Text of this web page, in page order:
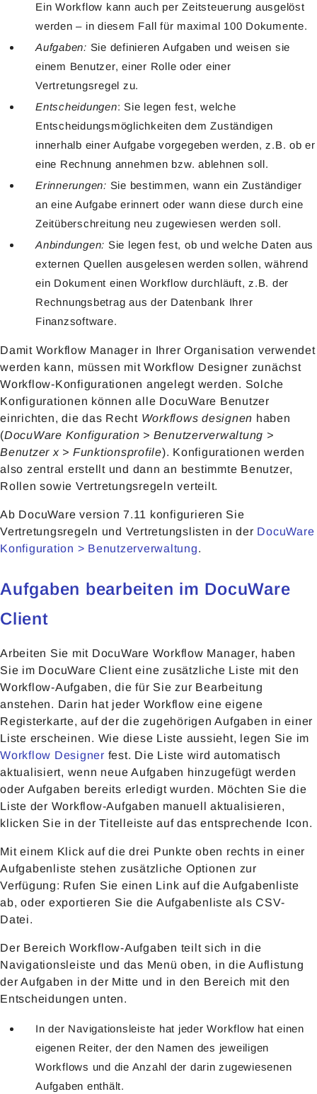
Ein Workflow kann auch per Zeitsteuerung ausgelöst
werden – in diesem Fall für maximal 100 Dokumente.
Aufgaben: Sie definieren Aufgaben und weisen sie
einem Benutzer, einer Rolle oder einer
Vertretungsregel zu.
Entscheidungen: Sie legen fest, welche
Entscheidungsmöglichkeiten dem Zuständigen
innerhalb einer Aufgabe vorgegeben werden, z.B. ob er
eine Rechnung annehmen bzw. ablehnen soll.
Erinnerungen: Sie bestimmen, wann ein Zuständiger
an eine Aufgabe erinnert oder wann diese durch eine
Zeitüberschreitung neu zugewiesen werden soll.
Anbindungen: Sie legen fest, ob und welche Daten aus
externen Quellen ausgelesen werden sollen, während
ein Dokument einen Workflow durchläuft, z.B. der
Rechnungsbetrag aus der Datenbank Ihrer
Finanzsoftware.
Damit Workflow Manager in Ihrer Organisation verwendet
werden kann, müssen mit Workflow Designer zunächst
Workflow-Konfigurationen angelegt werden. Solche
Konfigurationen können alle DocuWare Benutzer
einrichten, die das Recht Workflows designen haben
(DocuWare Konfiguration > Benutzerverwaltung >
Benutzer x > Funktionsprofile). Konfigurationen werden
also zentral erstellt und dann an bestimmte Benutzer,
Rollen sowie Vertretungsregeln verteilt.
Ab DocuWare version 7.11 konfigurieren Sie
Vertretungsregeln und Vertretungslisten in der DocuWare
Konfiguration > Benutzerverwaltung.
Aufgaben bearbeiten im DocuWare
Client
Arbeiten Sie mit DocuWare Workflow Manager, haben
Sie im DocuWare Client eine zusätzliche Liste mit den
Workflow-Aufgaben, die für Sie zur Bearbeitung
anstehen. Darin hat jeder Workflow eine eigene
Registerkarte, auf der die zugehörigen Aufgaben in einer
Liste erscheinen. Wie diese Liste aussieht, legen Sie im
Workflow Designer fest. Die Liste wird automatisch
aktualisiert, wenn neue Aufgaben hinzugefügt werden
oder Aufgaben bereits erledigt wurden. Möchten Sie die
Liste der Workflow-Aufgaben manuell aktualisieren,
klicken Sie in der Titelleiste auf das entsprechende Icon.
Mit einem Klick auf die drei Punkte oben rechts in einer
Aufgabenliste stehen zusätzliche Optionen zur
Verfügung: Rufen Sie einen Link auf die Aufgabenliste
ab, oder exportieren Sie die Aufgabenliste als CSV-
Datei.
Der Bereich Workflow-Aufgaben teilt sich in die
Navigationsleiste und das Menü oben, in die Auflistung
der Aufgaben in der Mitte und in den Bereich mit den
Entscheidungen unten.
In der Navigationsleiste hat jeder Workflow hat einen
eigenen Reiter, der den Namen des jeweiligen
Workflows und die Anzahl der darin zugewiesenen
Aufgaben enthält.